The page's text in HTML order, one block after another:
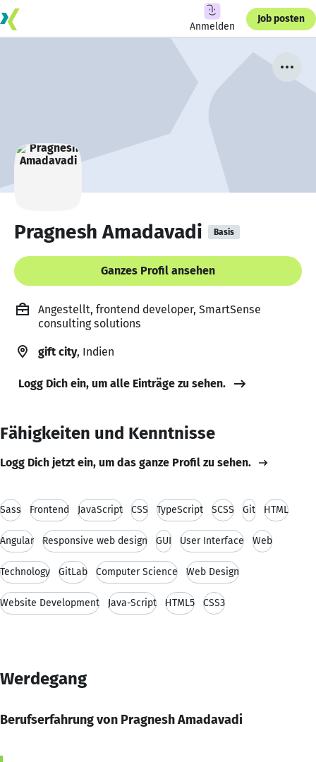
Anmelden
Job posten
Pragnesh Amadavadi Basis
Ganzes Profil ansehen
Angestellt, frontend developer, SmartSense
consulting solutions
gift city, Indien
Logg Dich ein, um alle Einträge zu sehen.
Fähigkeiten und Kenntnisse
Logg Dich jetzt ein, um das ganze Profil zu sehen.
Sass Frontend JavaScript CSS TypeScript SCSS Git HTML
Angular Responsive web design GUI User Interface Web
Technology GitLab Computer Science Web Design
Website Development Java-Script HTML5 CSS3
Werdegang
Berufserfahrung von Pragnesh Amadavadi